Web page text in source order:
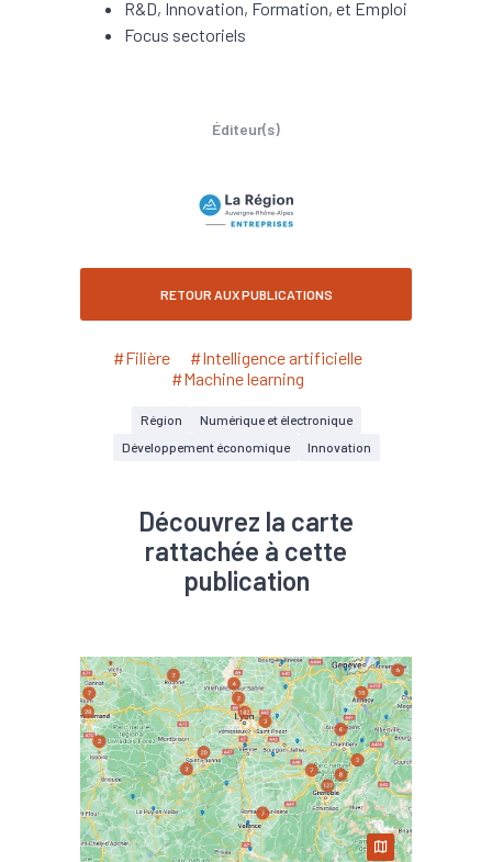
R&D, Innovation, Formation, et Emploi
Focus sectoriels
Éditeur(s)
RETOUR AUX PUBLICATIONS
#Filière
#Intelligence artificielle
#Machine learning
Région
Numérique et électronique
Développement économique
Innovation
Découvrez la carte
rattachée à cette
publication